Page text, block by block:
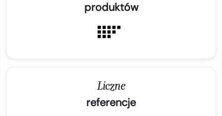
produktów
Liczne
referencje